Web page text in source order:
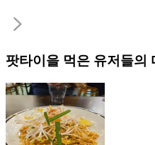
팟타이 을 먹은 유저들의